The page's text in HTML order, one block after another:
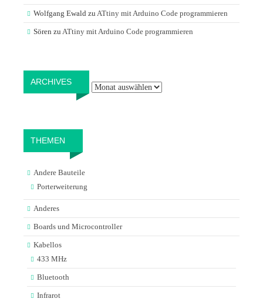
Wolfgang Ewald zu ATtiny mit Arduino Code programmieren
Sören zu ATtiny mit Arduino Code programmieren
ARCHIVES
THEMEN
Andere Bauteile
Porterweiterung
Anderes
Boards und Microcontroller
Kabellos
433 MHz
Bluetooth
Infrarot